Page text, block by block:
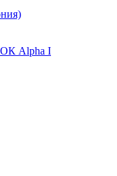
Alpha I